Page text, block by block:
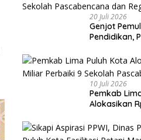
20 Juli 2026
Genjot
Pendidikan,
Sekolah
Reguler
10 Juli 2026
Pemkab
Alokasikan